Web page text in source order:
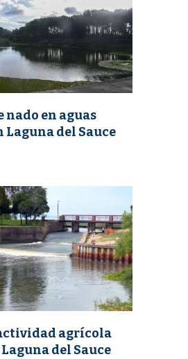
nado en aguas
Laguna del Sauce
agrícola
del Sauce